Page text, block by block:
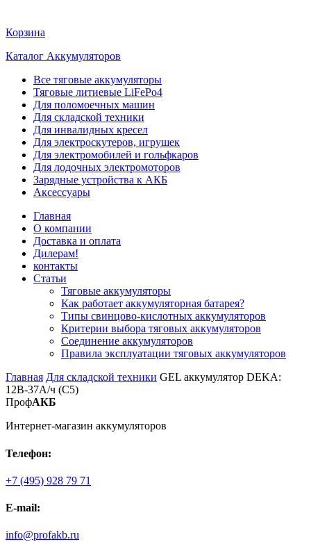
Корзина
Каталог Аккумуляторов
Все тяговые аккумуляторы
Тяговые литиевые LiFePo4
Для поломоечных машин
Для складской техники
Для инвалидных кресел
Для электроскутеров, игрушек
Для электромобилей и гольфкаров
Для лодочных электромоторов
Зарядные устройства к АКБ
Аксессуары
Главная
О компании
Доставка и оплата
Дилерам!
контакты
Статьи
Тяговые аккумуляторы
Как работает аккумуляторная батарея?
Типы свинцово-кислотных аккумуляторов
Критерии выбора тяговых аккумуляторов
Соединение аккумуляторов
Правила эксплуатации тяговых аккумуляторов
Главная Для складской техники GEL аккумулятор DEKA:
12В-37А/ч (С5)
ПрофАКБ
Интернет-магазин аккумуляторов
Телефон:
+7 (495) 928 79 71
E-mail:
info@profakb.ru